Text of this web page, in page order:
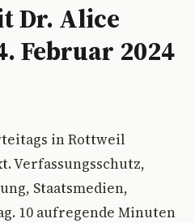
Dr. Alice
Februar 2024
in Rottweil
Verfassungsschutz,
Staatsmedien,
10 aufregende Minuten